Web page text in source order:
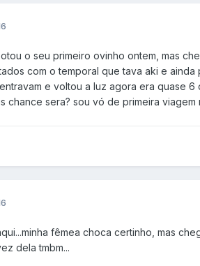
o seu primeiro ovinho ontem, mas
com o temporal que tava aki e ainda
e voltou a luz agora era quase 6
chance sera? sou vó de primeira viagem
fêmea choca certinho, mas
dela tmbm...